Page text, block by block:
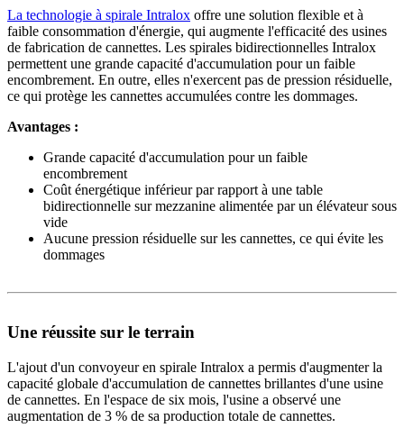
La technologie à spirale Intralox offre une solution flexible et à
faible consommation d'énergie, qui augmente l'efficacité des usines
de fabrication de cannettes. Les spirales bidirectionnelles Intralox
permettent une grande capacité d'accumulation pour un faible
encombrement. En outre, elles n'exercent pas de pression résiduelle,
ce qui protège les cannettes accumulées contre les dommages.
Avantages :
Grande capacité d'accumulation pour un faible
encombrement
Coût énergétique inférieur par rapport à une table
bidirectionnelle sur mezzanine alimentée par un élévateur sous
vide
Aucune pression résiduelle sur les cannettes, ce qui évite les
dommages
Une réussite sur le terrain
L'ajout d'un convoyeur en spirale Intralox a permis d'augmenter la
capacité globale d'accumulation de cannettes brillantes d'une usine
de cannettes. En l'espace de six mois, l'usine a observé une
augmentation de 3 % de sa production totale de cannettes.